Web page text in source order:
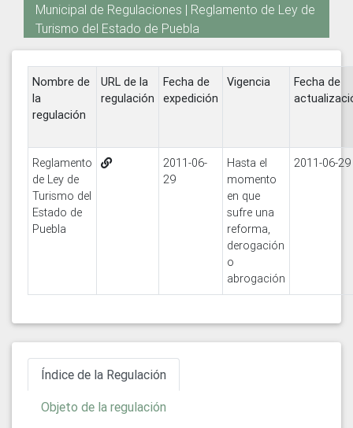
Municipal de Regulaciones | Reglamento de Ley de
Turismo del Estado de Puebla
Nombre de
la
regulación
URL de la
regulación
Fecha de
expedición
Vigencia
Fecha de
Reglamento
de Ley de
Turismo del
Estado de
Puebla
2011-06-
29
Hasta el
momento
en que
sufre una
reforma,
derogación
o
abrogación
2011-06-29
Índice de la Regulación
Objeto de la regulación